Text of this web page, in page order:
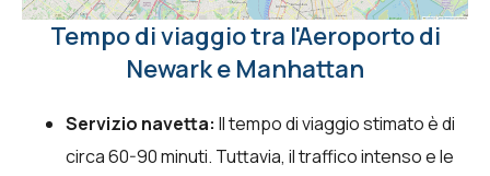
Tempo di viaggio tra l'Aeroporto di
Newark e Manhattan
Servizio navetta: Il tempo di viaggio stimato è di
circa 60-90 minuti. Tuttavia, il traffico intenso e le